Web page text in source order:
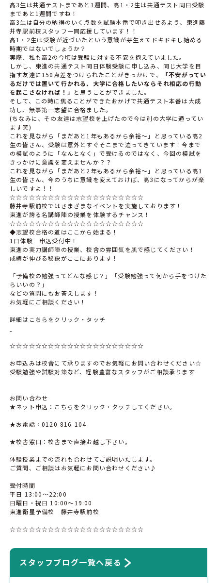
高3生は共通テストまであと1週間、高1・2生は共通テスト同日受験
まであと1週間ですね！
高3生は自分の納得のいく点数を試験本番で叩き出せるよう、東進藤
井寺駅前校スタッフ一同応援しています！！
高1・2生は受験が近づいたという意識が芽生えてドキドキし始める
時期ではないでしょうか？
実際、私も高2の今頃は受験に対する不安を抱えていました。
しかし、東進の共通テスト同日体験受験に申し込み、同じ大学を目
指す友達に150点差をつけられたことがきっかけで、
「不安がってい
るだけでは置いて行かれる、大学に合格したいならそれ相応の行動
を起こさなければ！」 と思うことができました。
そして、この時に焦ることができたおかげで共通テスト本番は大成
功し、無事第一志望に合格ました。
(ちなみに、その友達は志望校を上げたので今は別の大学に通ってい
ます笑)
これを見ながら「まだあと1年もあるから余裕～」と思っている高2
生の皆さん、受験は意外とすぐそこまで迫ってきています！今まで
の模試のように「なんとなく」で受けるのではなく、今回の模試を
きっかけに意識を変えませんか？？
これを見ながら「まだあと2年もあるから余裕～」と思っている高1
生の皆さん、今のうちに意識を変えておけば、高3になってからが楽
しいですよ！！
☆☆☆☆☆☆☆☆☆☆☆☆☆☆☆☆☆☆☆☆☆
藤井寺駅前校ではさまざまなイベントを実施しております！
東進が誇る名講師陣の授業を体験するチャンス！
☆☆☆☆☆☆☆☆☆☆☆☆☆☆☆☆☆☆☆☆☆
◆志望校合格の道はここから始まる！
1日体験 申込受付中！
東進の実力講師陣の授業、校舎の雰囲気を肌で感じてください！
成績が伸びる秘訣がここにあります！
「予備校の勉強ってどんな感じ？」「受験勉強って何から手をつけた
らいいの？」
などの質問にもお答えします！
お気軽にご相談ください！
詳細はこちらをクリック・タッチ
☆☆☆☆☆☆☆☆☆☆☆☆☆☆☆☆☆☆☆☆☆
お申込みは校舎にて承りますのでお気軽にお問い合わせください☆
受験勉強や試験対策など、経験豊富なスタッフがご相談承ります
お問い合わせ
★ネット申込： こちらをクリック・タッチしてください。
★お電話：0120-816-104
★校舎窓口：校舎まで直接お越し下さい。
体験授業までの流れも合わせてご説明いたします。
ご質問、ご相談はお気軽にお問い合わせください♪
受付時間
平日 13:00〜22:00
日曜日・祝日 10:00〜19:00
東進衛星予備校 藤井寺駅前校
☆☆☆☆☆☆☆☆☆☆☆☆☆☆☆☆☆☆☆☆☆
スタッフブログ一覧へ戻る